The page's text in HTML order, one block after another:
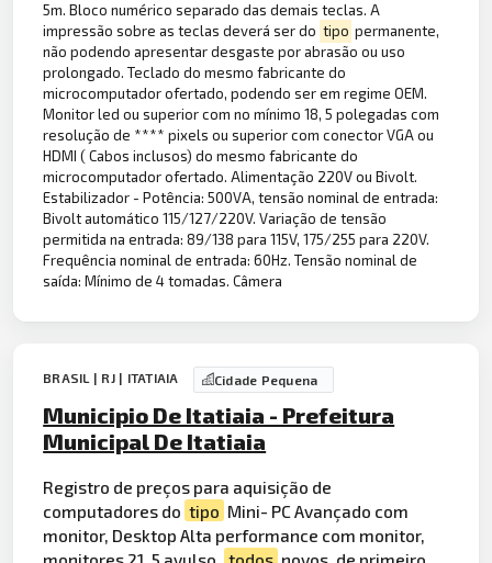
5m. Bloco numérico separado das demais teclas. A
impressão sobre as teclas deverá ser do tipo permanente,
não podendo apresentar desgaste por abrasão ou uso
prolongado. Teclado do mesmo fabricante do
microcomputador ofertado, podendo ser em regime OEM.
Monitor led ou superior com no mínimo 18, 5 polegadas com
resolução de **** pixels ou superior com conector VGA ou
HDMI ( Cabos inclusos) do mesmo fabricante do
microcomputador ofertado. Alimentação 220V ou Bivolt.
Estabilizador - Potência: 500VA, tensão nominal de entrada:
Bivolt automático 115/127/220V. Variação de tensão
permitida na entrada: 89/138 para 115V, 175/255 para 220V.
Frequência nominal de entrada: 60Hz. Tensão nominal de
saída: Mínimo de 4 tomadas. Câmera
BRASIL | RJ | ITATIAIA Cidade Pequena
Municipio De Itatiaia - Prefeitura
Municipal De Itatiaia
Registro de preços para aquisição de
computadores do tipo Mini- PC Avançado com
monitor, Desktop Alta performance com monitor,
monitores 21, 5 avulso,
todos novos, de primeiro